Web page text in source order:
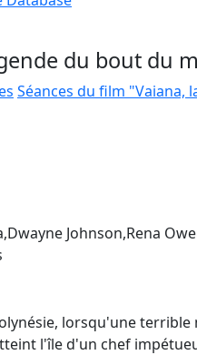
du bout du
Séances du film "Vaiana,
Johnson,Rena
lorsqu'une terrible
l'île d'un chef